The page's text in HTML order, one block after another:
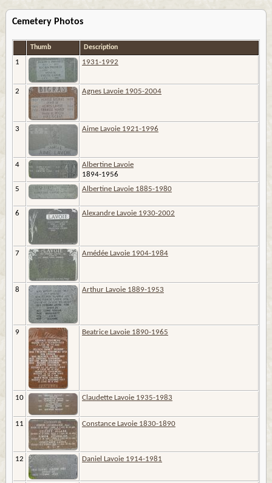
Cemetery Photos
Thumb Description
1 1931-1992
2 Agnes Lavoie 1905-2004
3 Aime Lavoie 1921-1996
4
Albertine Lavoie
1894-1956
5
Albertine Lavoie 1885-1980
6 Alexandre Lavoie 1930-2002
7 Amédée Lavoie 1904-1984
8 Arthur Lavoie 1889-1953
9 Beatrice Lavoie 1890-1965
10 Claudette Lavoie 1935-1983
11 Constance Lavoie 1830-1890
12 Daniel Lavoie 1914-1981